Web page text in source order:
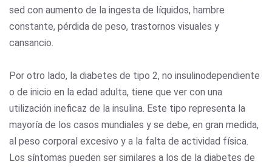
sed con aumento de la ingesta de líquidos, hambre
constante, pérdida de peso, trastornos visuales y
cansancio.
Por otro lado, la diabetes de tipo 2, no insulinodependiente
o de inicio en la edad adulta, tiene que ver con una
utilización ineficaz de la insulina. Este tipo representa la
mayoría de los casos mundiales y se debe, en gran medida,
al peso corporal excesivo y a la falta de actividad física.
Los síntomas pueden ser similares a los de la diabetes de